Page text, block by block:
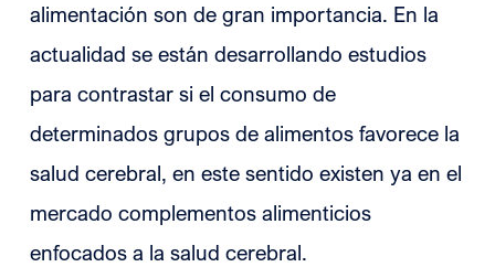
alimentación son de gran importancia. En la
actualidad se están desarrollando estudios
para contrastar si el consumo de
determinados grupos de alimentos favorece la
salud cerebral, en este sentido existen ya en el
mercado complementos alimenticios
enfocados a la salud cerebral.